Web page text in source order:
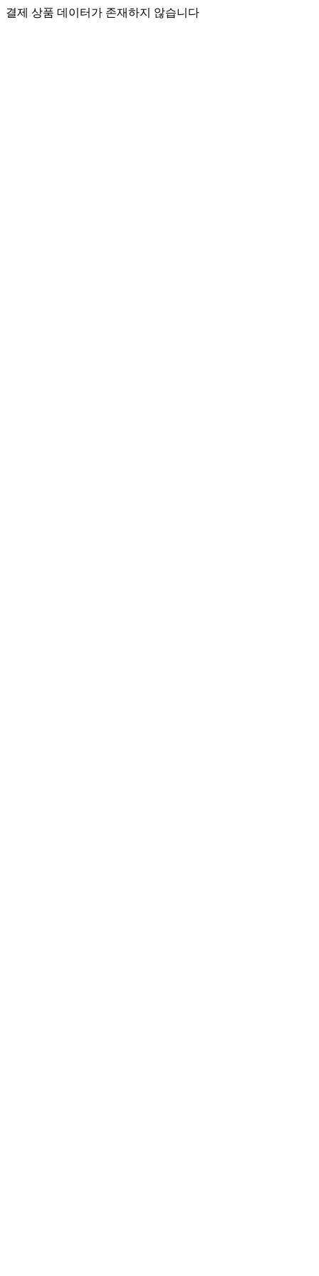
결제 상품 데이터가 존재하지 않습니다